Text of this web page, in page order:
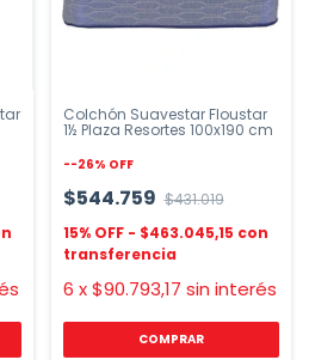
Colchón Suavestar Floustar
1½ Plaza Resortes 100x190 cm
--26% OFF
$544.759 $431.019
$463.045,15
6 x$90.793,17 sin interés
COMPRAR